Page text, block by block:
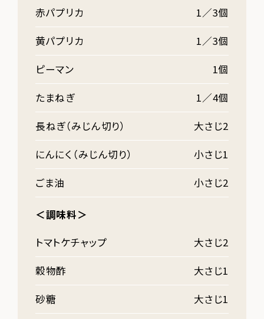
赤パプリカ
1／3個
黄パプリカ
1／3個
ピーマン
1個
たまねぎ
1／4個
長ねぎ（みじん切り）
大さじ2
にんにく（みじん切り）
小さじ1
ごま油
小さじ2
＜調味料＞
トマトケチャップ
大さじ2
穀物酢
大さじ1
砂糖
大さじ1